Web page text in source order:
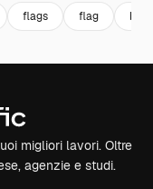
flags flag
migliori lavori. Oltre
agenzie e studi.